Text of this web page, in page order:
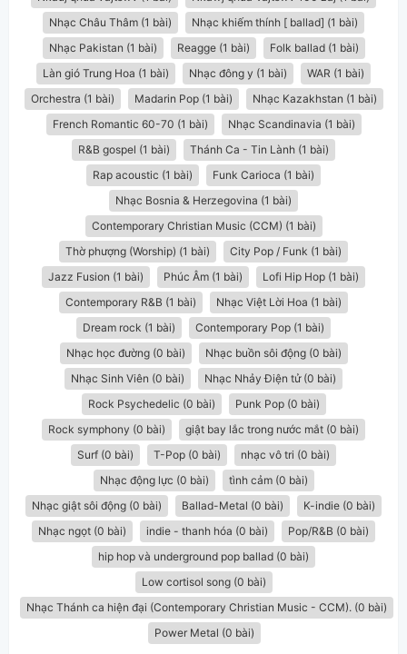
Nhạc Châu Thâm (1 bài)
Nhạc khiếm thính [ ballad] (1 bài)
Nhạc Pakistan (1 bài)
Reagge (1 bài)
Folk ballad (1 bài)
Làn gió Trung Hoa (1 bài)
Nhạc đông y (1 bài)
WAR (1 bài)
Orchestra (1 bài)
Madarin Pop (1 bài)
Nhạc Kazakhstan (1 bài)
French Romantic 60-70 (1 bài)
Nhạc Scandinavia (1 bài)
R&B gospel (1 bài)
Thánh Ca - Tin Lành (1 bài)
Rap acoustic (1 bài)
Funk Carioca (1 bài)
Nhạc Bosnia & Herzegovina (1 bài)
Contemporary Christian Music (CCM) (1 bài)
Thờ phượng (Worship) (1 bài)
City Pop / Funk (1 bài)
Jazz Fusion (1 bài)
Phúc Âm (1 bài)
Lofi Hip Hop (1 bài)
Contemporary R&B (1 bài)
Nhạc Việt Lời Hoa (1 bài)
Dream rock (1 bài)
Contemporary Pop (1 bài)
Nhạc học đường (0 bài)
Nhạc buồn sôi động (0 bài)
Nhạc Sinh Viên (0 bài)
Nhạc Nhảy Điện tử (0 bài)
Rock Psychedelic (0 bài)
Punk Pop (0 bài)
Rock symphony (0 bài)
giật bay lắc trong nước mắt (0 bài)
Surf (0 bài)
T-Pop (0 bài)
nhạc vô tri (0 bài)
Nhạc động lực (0 bài)
tình cảm (0 bài)
Nhạc giật sôi động (0 bài)
Ballad-Metal (0 bài)
K-indie (0 bài)
Nhạc ngọt (0 bài)
indie - thanh hóa (0 bài)
Pop/R&B (0 bài)
hip hop và underground pop ballad (0 bài)
Low cortisol song (0 bài)
Nhạc Thánh ca hiện đại (Contemporary Christian Music - CCM). (0 bài)
Power Metal (0 bài)